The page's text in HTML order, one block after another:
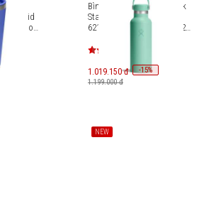
in lid
Season
Bình giữ nhiệt Hydro Flask
Standard Flex Cap 21 OZ
621 ml (Spring Season 2026)
1.019.150 đ -15%
1.199.000 đ
NEW